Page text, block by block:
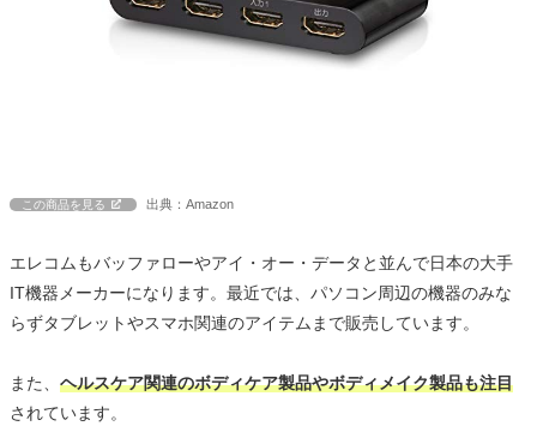
この商品を見る 出典：Amazon
エレコムもバッファローやアイ・オー・データと並んで日本の大手
IT機器メーカーになります。最近では、パソコン周辺の機器のみな
らずタブレットやスマホ関連のアイテムまで販売しています。
また、 ヘルスケア関連のボディケア製品やボディメイク製品も注目
されています。